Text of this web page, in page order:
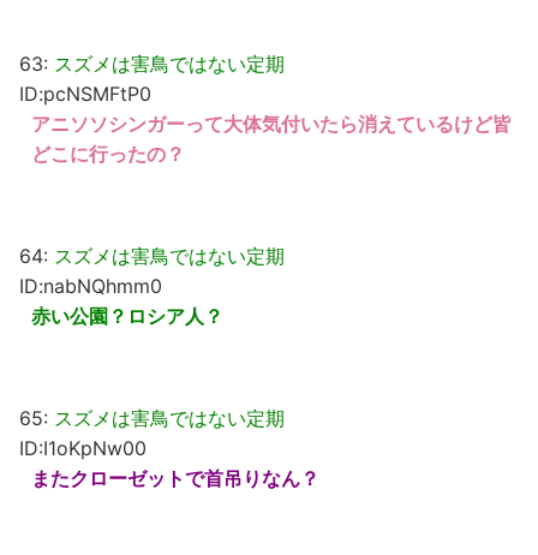
63: スズメは害鳥ではない定期
ID:pcNSMFtP0
アニソソシンガーって大体気付いたら消えているけど皆
どこに行ったの？
64: スズメは害鳥ではない定期
ID:nabNQhmm0
赤い公園？ロシア人？
65: スズメは害鳥ではない定期
ID:I1oKpNw00
またクローゼットで首吊りなん？